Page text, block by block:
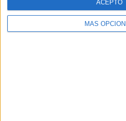
MÁS
ACEPTO
HACE 2 HORAS